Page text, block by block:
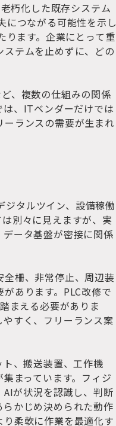
朽化した既存システム
につながる可能性を示し
ります。企業にとって重
テムを止めずに、どの
、複数の仕組みの関係
、ITベンダーだけでは
ランスの需要が生まれ
ジタルツイン、設備稼働
別々に見えますが、実
ータ基盤が密接に関係
柵、非常停止、周辺装
あります。PLC改修で
まえる必要がありま
すく、フリーランス案
、搬送装置、工作機
まっています。フィジ
が状況を認識し、判断
かじめ決められた動作
柔軟に作業を最適化す